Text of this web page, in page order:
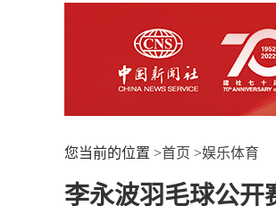
您当前的位置 >首页 >娱乐体育
李永波羽毛球公开